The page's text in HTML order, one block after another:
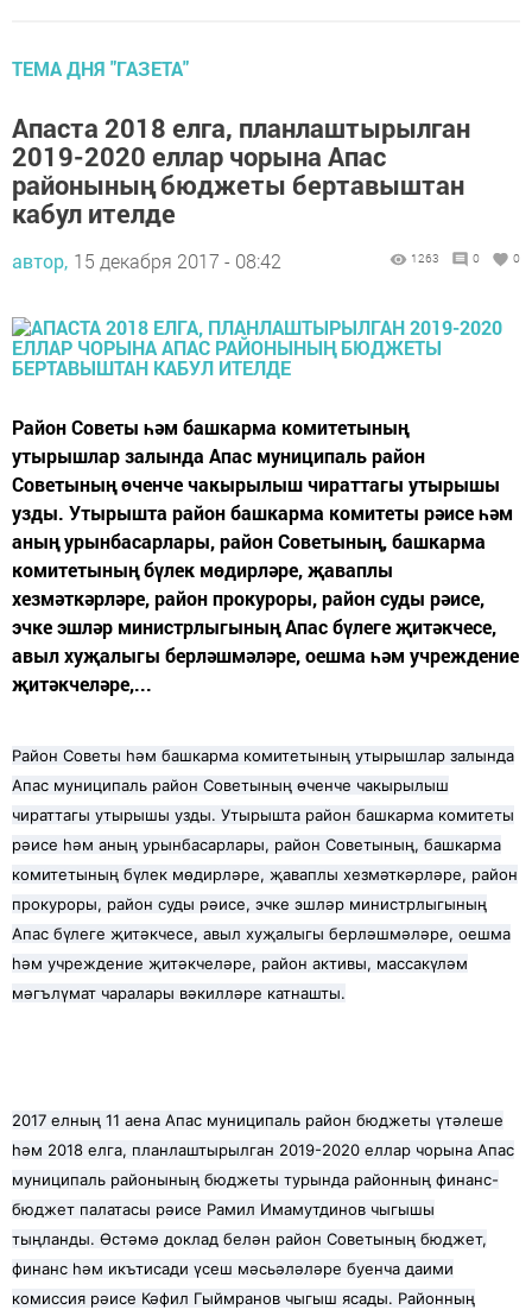
ТЕМА ДНЯ "ГАЗЕТА"
Апаста 2018 елга, планлаштырылган
2019-2020 еллар чорына Апас
районының бюджеты бертавыштан
кабул ителде
автор, 15 декабря 2017 - 08:42 1263 0 0
Район Советы һәм башкарма комитетының
утырышлар залында Апас муниципаль район
Советының өченче чакырылыш чираттагы утырышы
узды. Утырышта район башкарма комитеты рәисе һәм
аның урынбасарлары, район Советының, башкарма
комитетының бүлек мөдирләре, җаваплы
хезмәткәрләре, район прокуроры, район суды рәисе,
эчке эшләр министрлыгының Апас бүлеге җитәкчесе,
авыл хуҗалыгы берләшмәләре, оешма һәм учреждение
җитәкчеләре,...
Район Советы һәм башкарма комитетының утырышлар залында
Апас муниципаль район Советының өченче чакырылыш
чираттагы утырышы узды. Утырышта район башкарма комитеты
рәисе һәм аның урынбасарлары, район Советының, башкарма
комитетының бүлек мөдирләре, җаваплы хезмәткәрләре, район
прокуроры, район суды рәисе, эчке эшләр министрлыгының
Апас бүлеге җитәкчесе, авыл хуҗалыгы берләшмәләре, оешма
һәм учреждение җитәкчеләре, район активы, массакүләм
мәгълүмат чаралары вәкилләре катнашты.
2017 елның 11 аена Апас муниципаль район бюджеты үтәлеше
һәм 2018 елга, планлаштырылган 2019-2020 еллар чорына Апас
муниципаль районының бюджеты турында районның финанс-
бюджет палатасы рәисе Рамил Имамутдинов чыгышы
тыңланды. Өстәмә доклад белән район Советының бюджет,
финанс һәм икътисади үсеш мәсьәләләре буенча даими
комиссия рәисе Кәфил Гыймранов чыгыш ясады. Районның